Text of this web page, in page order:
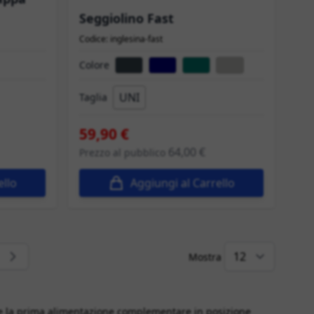
Seggiolino Fast
Codice: inglesina-fast
Colore
Taglia UNI
59,90 €
Prezzo al pubblico
64,00 €
Aggiungi al Carrello
la pagina Mostra